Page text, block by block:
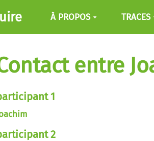
principal À PROPOS TRACES
entre
1
2